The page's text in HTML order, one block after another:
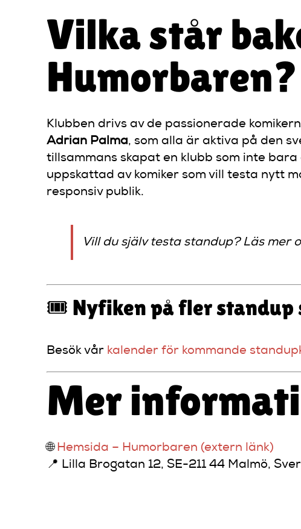
Vilka står
Humorbaren?
Klubben drivs av de passionerade
Adrian Palma, som alla är aktiva på den
tillsammans skapat en klubb som inte bara
uppskattad av komiker som vill testa nytt
responsiv publik.
Vill du själv testa standup? Läs mer
🎟️ Nyfiken på fler standup
Besök vår kalender för kommande
Mer
🌐 Hemsida – Humorbaren (extern länk)
📍 Lilla Brogatan 12, SE-211 44 Malmö,